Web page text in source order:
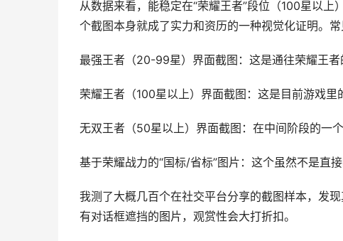
从数据来看，能稳定在“荣耀王者”段位（100星以
个截图本身就成了实力和资历的一种视觉化证明。常
最强王者（20-99星）界面截图：这是通往荣耀王者
荣耀王者（100星以上）界面截图：这是目前游戏里
无双王者（50星以上）界面截图：在中间阶段的一个
基于荣耀战力的“国标/省标”图片：这个虽然不是直
我测了大概几百个在社交平台分享的截图样本，发
有对话框遮挡的图片，观赏性会大打折扣。